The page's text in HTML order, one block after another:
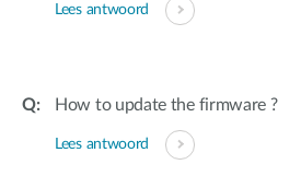
Lees antwoord
How to update the firmware ?
Lees antwoord